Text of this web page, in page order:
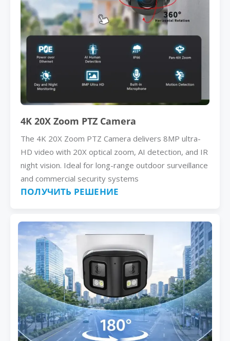
4K 20X Zoom PTZ Camera
The 4K 20X Zoom PTZ Camera delivers 8MP ultra-
HD video with 20X optical zoom, AI detection, and IR
night vision. Ideal for long-range outdoor surveillance
and commercial security systems
ПОЛУЧИТЬ РЕШЕНИЕ